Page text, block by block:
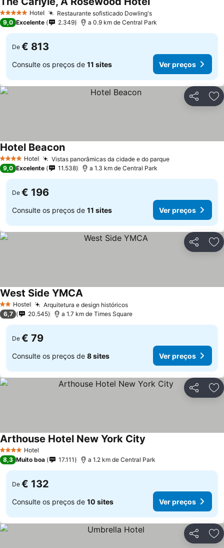
5 Estrelas Hotel Restaurante sofisticado Dowling's
9,0 Excelente 2.349 a 0.9 km de Central Park
De € 813
Consulte os preços de 11 sites Ver preços
Partilhar
4 EstrelasHotel Vistas panorâmicas da cidade e do parque
Hotel Beacon
9,0 Excelente 11.538 a 1.3 km de Central Park
De € 196
Consulte os preços de 11 sites Ver preços
Partilhar
2 Estrelas
Hostel Arquitetura e design históricos
West Side YMCA
6,7 20.545 a 1.7 km de Times Square
De € 79
Consulte os preços de 8 sites Ver preços
Partilhar
4 EstrelasHotel
Arthouse Hotel New York City
8,3 Muito boa 17.111 a 1.2 km de Central Park
De € 132
Consulte os preços de 10 sites Ver preços
Partilhar